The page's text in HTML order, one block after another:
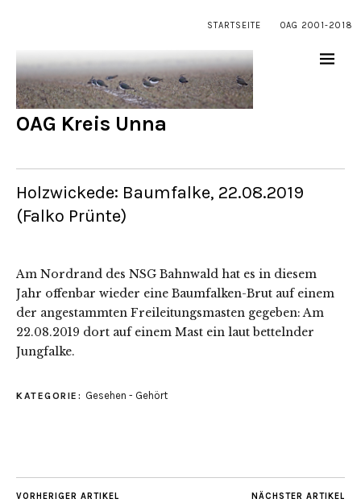
STARTSEITE OAG 2001-2018
OAG Kreis Unna
Holzwickede: Baumfalke, 22.08.2019
(Falko Prünte)
Am Nordrand des NSG Bahnwald hat es in diesem
Jahr offenbar wieder eine Baumfalken-Brut auf einem
der angestammten Freileitungsmasten gegeben: Am
22.08.2019 dort auf einem Mast ein laut bettelnder
Jungfalke.
KATEGORIE: Gesehen - Gehört
VORHERIGER ARTIKEL NÄCHSTER ARTIKEL